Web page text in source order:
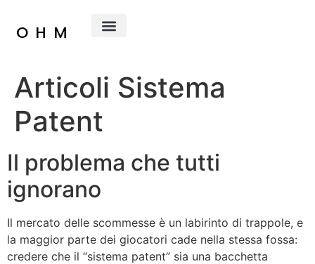
OHM
Articoli Sistema
Patent
Il problema che tutti
ignorano
Il mercato delle scommesse è un labirinto di trappole, e
la maggior parte dei giocatori cade nella stessa fossa:
credere che il “sistema patent” sia una bacchetta